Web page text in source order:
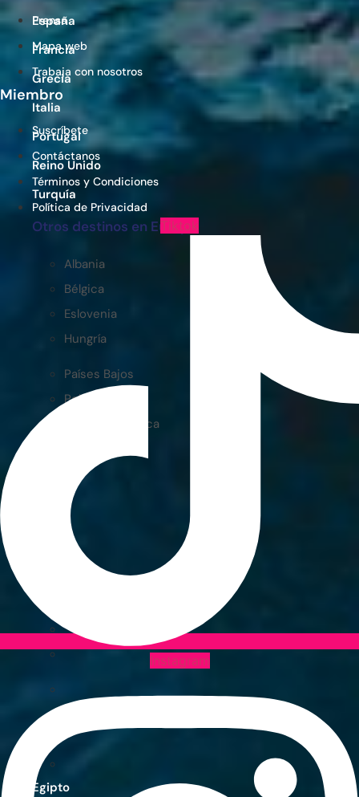
España
Francia
Grecia
Italia
Portugal
Reino Unido
Turquía
Otros destinos en Europa
Albania
Bélgica
Eslovenia
Hungría
Países Bajos
Polonia
República Checa
Egipto
Prensa
Mapa web
Trabaja con nosotros
Miembro
Suscríbete
Contáctanos
Términos y Condiciones
Política de Privacidad
Tiktok
Instagram